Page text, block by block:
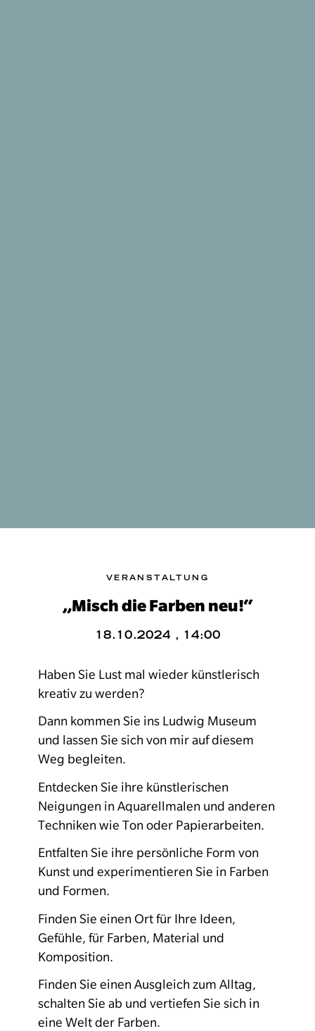
VERANSTALTUNG
„Misch die Farben neu!“
18.10.2024 , 14:00
Haben Sie Lust mal wieder künstlerisch
kreativ zu werden?
Dann kommen Sie ins Ludwig Museum
und lassen Sie sich von mir auf diesem
Weg begleiten.
Entdecken Sie ihre künstlerischen
Neigungen in Aquarellmalen und anderen
Techniken wie Ton oder Papierarbeiten.
Entfalten Sie ihre persönliche Form von
Kunst und experimentieren Sie in Farben
und Formen.
Finden Sie einen Ort für Ihre Ideen,
Gefühle, für Farben, Material und
Komposition.
Finden Sie einen Ausgleich zum Alltag,
schalten Sie ab und vertiefen Sie sich in
eine Welt der Farben.